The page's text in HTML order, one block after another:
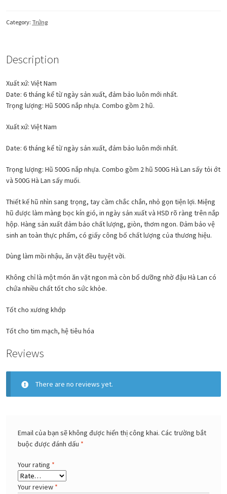
4
Category: Trứng
Description
Xuất xứ: Việt Nam
Date: 6 tháng kể từ ngày sản xuất, đảm bảo luôn mới nhất.
Trọng lượng: Hũ 500G nắp nhựa. Combo gồm 2 hũ.
Xuất xứ: Việt Nam
Date: 6 tháng kể từ ngày sản xuất, đảm bảo luôn mới nhất.
Trọng lượng: Hũ 500G nắp nhựa. Combo gồm 2 hũ 500G Hà Lan sấy tỏi ớt
và 500G Hà Lan sấy muối.
Thiết kế hũ nhìn sang trọng, tay cầm chắc chắn, nhỏ gọn tiện lợi. Miệng
hũ được làm màng bọc kín gió, in ngày sản xuất và HSD rõ ràng trên nắp
hộp. Hàng sản xuất đảm bảo chất lượng, giòn, thơm ngon. Đảm bảo vệ
sinh an toàn thực phẩm, có giấy công bố chất lượng của thương hiệu.
Dùng làm mồi nhậu, ăn vặt đều tuyệt vời.
Không chỉ là một món ăn vặt ngon mà còn bổ dưỡng nhờ đậu Hà Lan có
chứa nhiều chất tốt cho sức khỏe.
Tốt cho xương khớp
Tốt cho tim mạch, hệ tiêu hóa
Reviews
There are no reviews yet.
Email của bạn sẽ không được hiển thị công khai. Các trường bắt
buộc được đánh dấu *
Your rating *
Your review *